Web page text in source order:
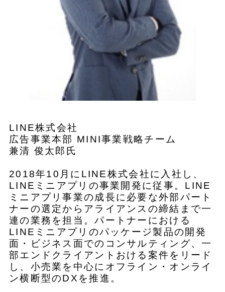
LINE株式会社
広告事業本部 MINI事業戦略チーム
兼清 俊太郎氏
2018年10月にLINE株式会社に入社し、
LINEミニアプリの事業開発に従事。LINE
ミニアプリ事業の成長に必要な外部パート
ナーの選定からアライアンスの締結まで一
連の業務を担当。パートナーにおける
LINEミニアプリのパッケージ製品の開発
面・ビジネス面でのコンサルティング、一
部エンドクライアントおける案件をリード
し、小売業を中心にオフライン・オンライ
ン横断型のDXを推進。